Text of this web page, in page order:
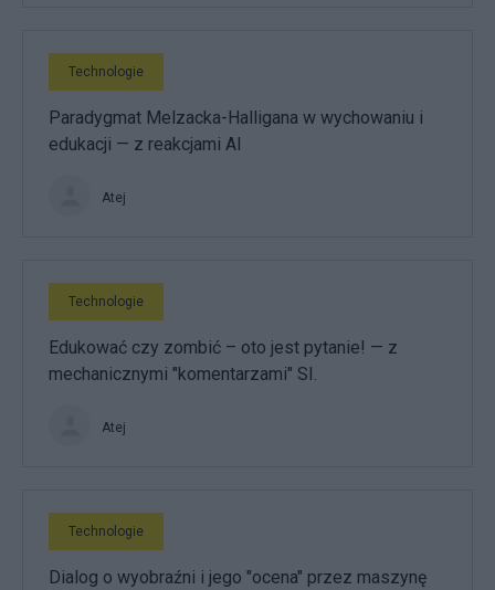
Technologie
Paradygmat Melzacka-Halligana w wychowaniu i
edukacji — z reakcjami AI
Atej
Technologie
Edukować czy zombić – oto jest pytanie! — z
mechanicznymi "komentarzami" SI.
Atej
Technologie
Dialog o wyobraźni i jego "ocena" przez maszynę